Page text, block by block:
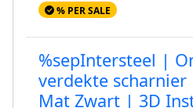
% PER SALE
%sepIntersteel |
verdekte
Mat Zwart | 3D